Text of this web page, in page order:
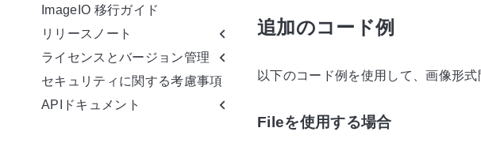
ImageIO 移行ガイド
リリースノート
ライセンスとバージョン管理
セキュリティに関する考慮事項
APIドキュメント
追加のコード例
以下のコード例を使用して、画像形
Fileを使用する場合